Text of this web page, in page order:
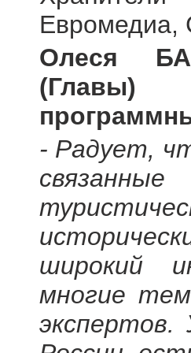
Евромедиа,
Олеся
(Главы)
- Радует,
связанные
широкий
многие